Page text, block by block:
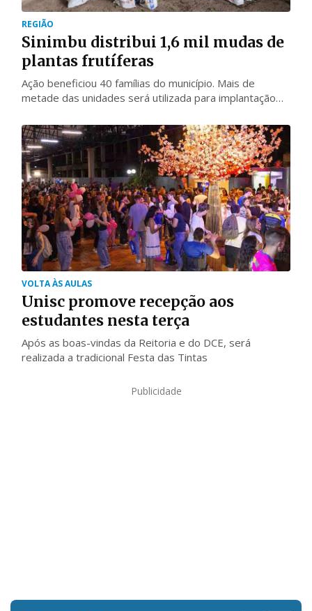
REGIÃO
Sinimbu distribui 1,6 mil mudas de
plantas frutíferas
Ação beneficiou 40 famílias do município. Mais de
metade das unidades será utilizada para implantação
VOLTA ÀS AULAS
Unisc promove recepção aos
estudantes nesta terça
Após as boas-vindas da Reitoria e do DCE, será
realizada a tradicional Festa das Tintas
Publicidade